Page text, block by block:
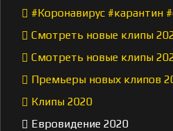
#Коронавирус #карантин
Смотреть новые клипы
Смотреть новые клипы
Премьеры новых клипов
Клипы 2020
Евровидение 2020